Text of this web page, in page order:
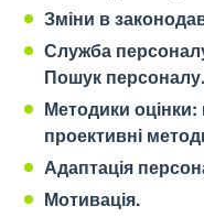
Зміни в
Служба
Пошук персоналу.
Методики оцінки:
проективні
Адаптація
Мотивація.